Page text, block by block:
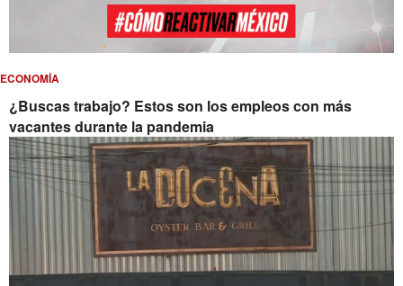
ECONOMÍA
¿Buscas trabajo? Estos son los empleos con más
vacantes durante la pandemia